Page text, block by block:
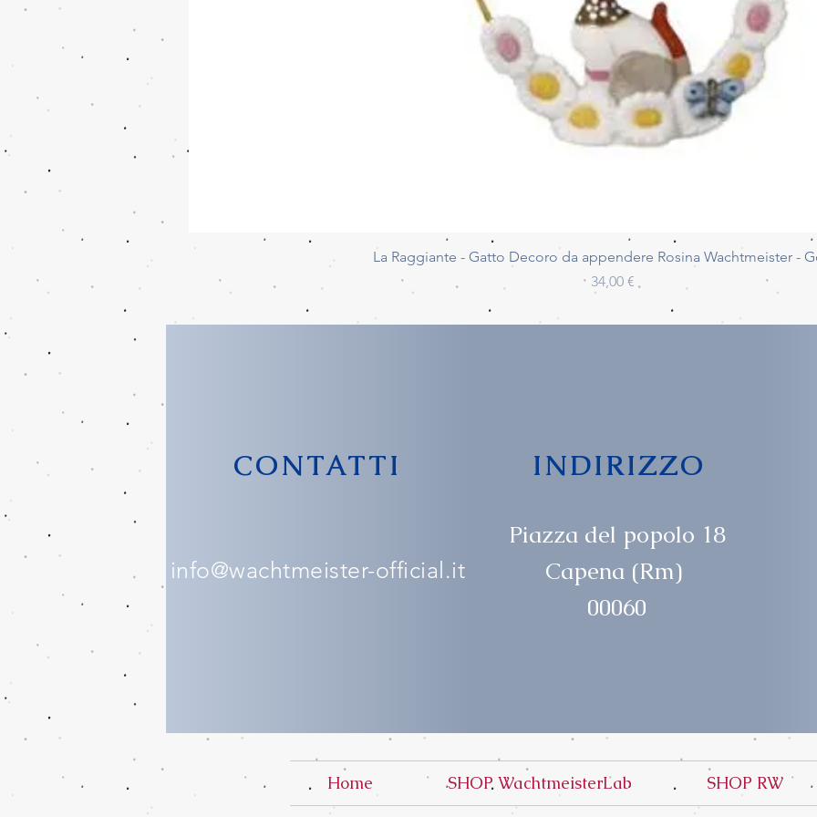
Vista rapida
La Raggiante - Gatto Decoro da appendere Rosina Wachtmeister -
Prezzo
34,00 €
CONTATTI
info@wachtmeister-official.it
INDIRIZZO
Piazza del popolo 18
Capena (Rm)
00060
Home SHOP WachtmeisterLab SHOP RW